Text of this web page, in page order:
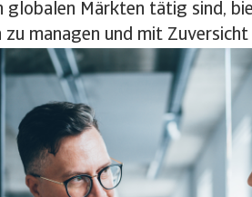
globalen Märkten tätig sind,
managen und mit